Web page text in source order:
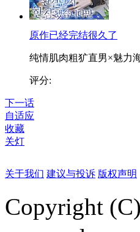
原作已经完结很久了
纯情肌肉粗犷直男×魅力
评分:
下一话
自适应
收藏
关灯
关于我们 建议与投诉 版权声明
Copyright